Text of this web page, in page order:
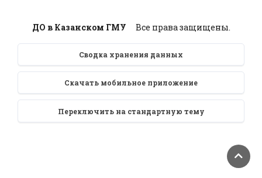
ДО в Казанском ГМУ Все права защищены.
Сводка хранения данных
Скачать мобильное приложение
Переключить на стандартную тему